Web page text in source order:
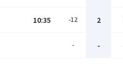
10:35 -12 2
- -